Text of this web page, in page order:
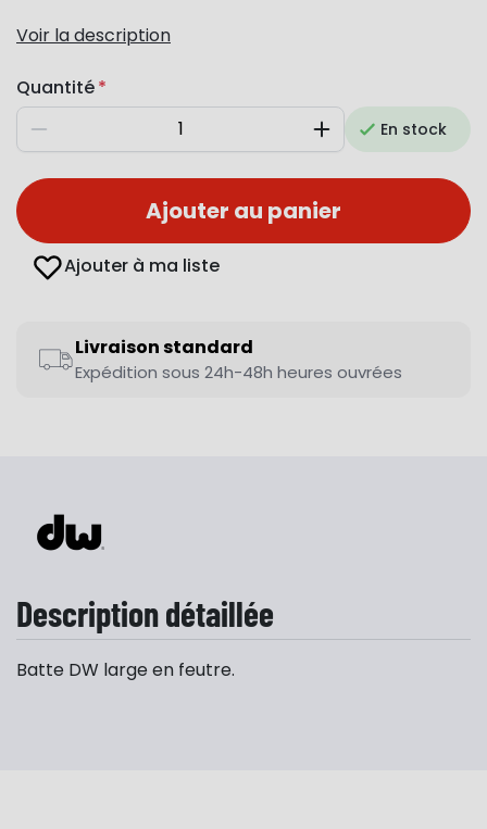
Voir la description
Quantité
Diminuer AugmenterEn stock
Ajouter au panier
Ajouter à ma liste
Livraison standard
Expédition sous 24h-48h heures ouvrées
Description détaillée
Batte DW large en feutre.